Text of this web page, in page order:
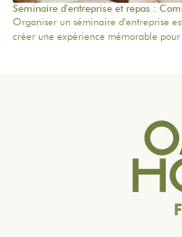
Séminaire d'entreprise et repas :
Organiser un séminaire d'entreprise
créer une expérience mémorable pour